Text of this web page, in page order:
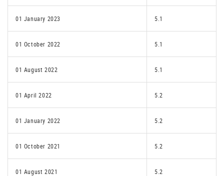
01 January 2023 5.1
01 October 2022 5.1
01 August 2022 5.1
01 April 2022 5.2
01 January 2022 5.2
01 October 2021 5.2
01 August 2021 5.2